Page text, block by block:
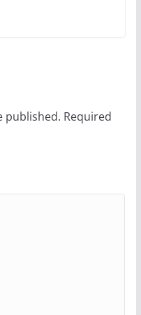
published. Required